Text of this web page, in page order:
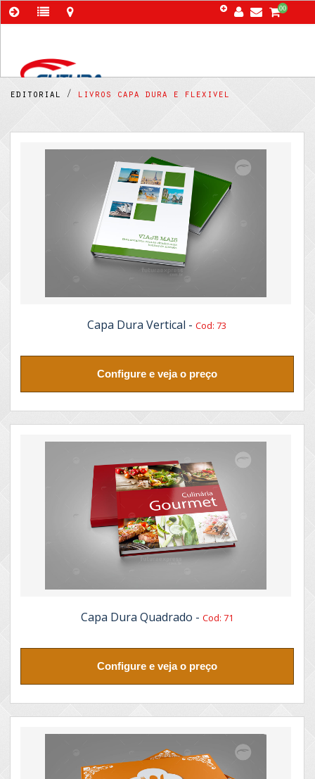
00
editorial / livros capa dura e flexivel
Capa Dura Vertical -Cod: 73
Configure e veja o preço
Capa Dura Quadrado - Cod: 71
Configure e veja o preço